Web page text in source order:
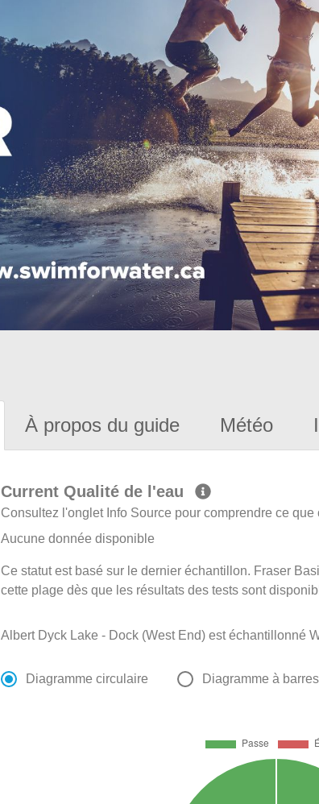
À propos du guide Météo
Current Qualité de l'eau
Consultez l'onglet Info Source pour comprendre ce
Aucune donnée disponible
Ce statut est basé sur le dernier échantillon. Fraser
cette plage dès que les résultats des tests sont
Albert Dyck Lake - Dock (West End) est échantillonné
Diagramme circulaire Diagramme à barres